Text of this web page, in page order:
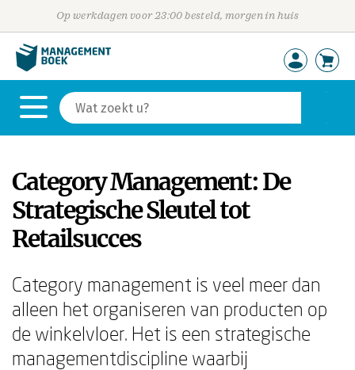
Op werkdagen voor 23:00 besteld, morgen in huis
Category Management: De
Strategische Sleutel tot
Retailsucces
Category management is veel meer dan
alleen het organiseren van producten op
de winkelvloer. Het is een strategische
managementdiscipline waarbij